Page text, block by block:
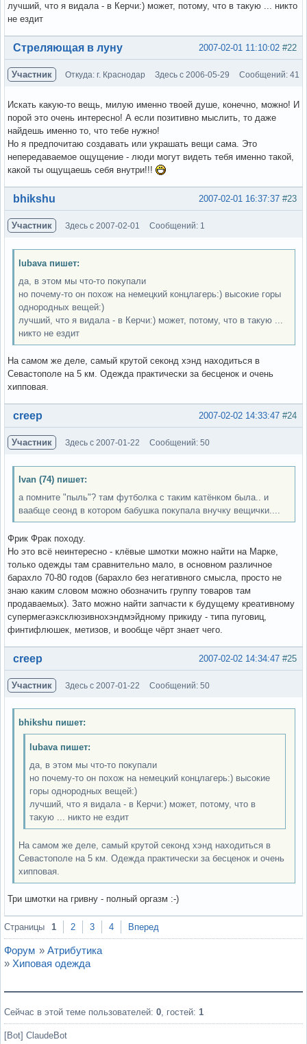
лучший, что я видала - в Керчи:) может, потому, что в такую ... никто
не ездит
Вне форума #22
2007-02-01 11:10:02
Стреляющая в луну
Участник Откуда: г. Краснодар Здесь с 2006-05-29 Сообщений: 41
Искать какую-то вещь, милую именно твоей душе, конечно, можно! И
порой это очень интересно! А если позитивно мыслить, то даже
найдешь именно то, что тебе нужно!
Но я предпочитаю создавать или украшать вещи сама. Это
непередаваемое ощущение - люди могут видеть тебя именно такой,
какой ты ощущаешь себя внутри!!!
Вне форума #23
2007-02-01 16:37:37
bhikshu
Участник Здесь с 2007-02-01 Сообщений: 1
lubava пишет:
да, в этом мы что-то покупали
но почему-то он похож на немецкий концлагерь:) высокие горы
однородных вещей:)
лучший, что я видала - в Керчи:) может, потому, что в такую ...
никто не ездит
На самом же деле, самый крутой секонд хэнд находиться в
Севастополе на 5 км. Одежда практически за бесценок и очень
хипповая.
Вне форума #24
2007-02-02 14:33:47
creep
Участник Здесь с 2007-01-22 Сообщений: 50
Ivan (74) пишет:
а помните "пыль"? там футболка с таким катёнком была.. и
ваабще сеонд в котором бабушка покупала внучку вещички....
Фрик Фрак походу.
Но это всё неинтересно - клёвые шмотки можно найти на Марке,
только одежды там сравнительно мало, в основном различное
барахло 70-80 годов (барахло без негативного смысла, просто не
знаю каким словом можно обозначить группу товаров там
продаваемых). Зато можно найти запчасти к будущему креативному
супермегаэксклюзивнохэндмэйдному прикиду - типа пуговиц,
финтифлюшек, метизов, и вообще чёрт знает чего.
Вне форума #25
2007-02-02 14:34:47
creep
Участник Здесь с 2007-01-22 Сообщений: 50
bhikshu пишет:
lubava пишет:
да, в этом мы что-то покупали
но почему-то он похож на немецкий концлагерь:) высокие
горы однородных вещей:)
лучший, что я видала - в Керчи:) может, потому, что в
такую ... никто не ездит
На самом же деле, самый крутой секонд хэнд находиться в
Севастополе на 5 км. Одежда практически за бесценок и очень
хипповая.
Три шмотки на гривну - полный оргазм :-)
Вне форума
Страницы 1 2 3 4 Вперед
Форум » Атрибутика
» Хиповая одежда
Сейчас в этой теме пользователей: 0, гостей: 1
[Bot] ClaudeBot